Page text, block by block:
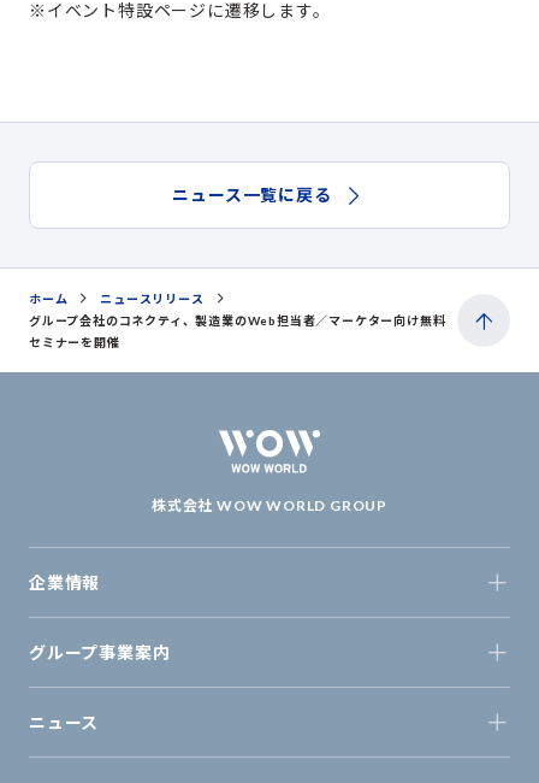
※イベント特設ページに遷移します。
ニュース一覧に戻る
ホーム
ニュースリリース
グループ会社のコネクティ、製造業のWeb担当者／マーケター向け無料
セミナーを開催
株式会社 WOW WORLD GROUP
企業情報
グループ事業案内
ニュース